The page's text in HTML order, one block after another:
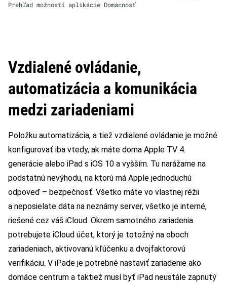
Prehľad možností aplikácie Domácnosť
Vzdialené ovládanie,
automatizácia a komunikácia
medzi zariadeniami
Položku automatizácia, a tiež vzdialené ovládanie je možné
konfigurovať iba vtedy, ak máte doma Apple TV 4.
generácie alebo iPad s iOS 10 a vyšším. Tu narážame na
podstatnú nevýhodu, na ktorú má Apple jednoduchú
odpoveď – bezpečnosť. Všetko máte vo vlastnej réžii
a neposielate dáta na neznámy server, všetko je interné,
riešené cez váš iCloud. Okrem samotného zariadenia
potrebujete iCloud účet, ktorý je totožný na oboch
zariadeniach, aktivovanú kľúčenku a dvojfaktorovú
verifikáciu. V iPade je potrebné nastaviť zariadenie ako
domáce centrum a taktiež musí byť iPad neustále zapnutý